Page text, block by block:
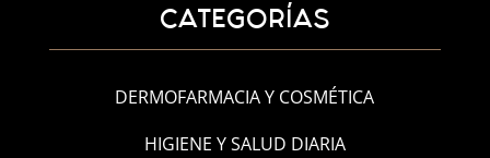
CATEGORÍAS
DERMOFARMACIA Y COSMÉTICA
HIGIENE Y SALUD DIARIA